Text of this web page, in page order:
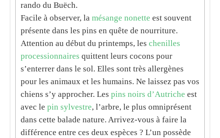
rando du Buëch.
Facile à observer, la mésange nonette est souvent
présente dans les pins en quête de nourriture.
Attention au début du printemps, les chenilles
processionnaires quittent leurs cocons pour
s’enterrer dans le sol. Elles sont très allergènes
pour les animaux et les humains. Ne laissez pas vos
chiens s’y approcher. Les pins noirs d’Autriche est
avec le pin sylvestre, l’arbre, le plus omniprésent
dans cette balade nature. Arrivez-vous à faire la
différence entre ces deux espèces ? L’un possède